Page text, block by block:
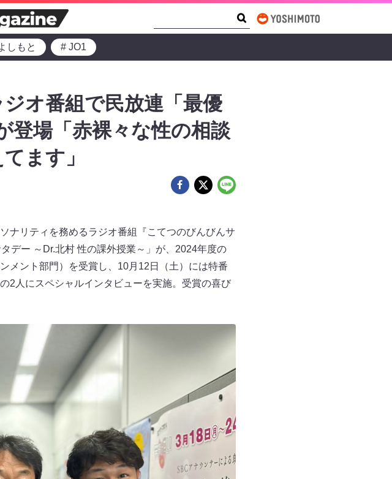
しもと # JO1
オ番組で民放連「最優
登場「赤裸々な性の相談
ます」
ナリティを務めるラジオ番組『こてつのびんびんサ
デー ～Dr.北村 性の課外授業～​​」が、2024年度の
メント部門）を受賞​​し、10月12日（土）には特番
2人にスペシャルインタビューを実施。受賞の喜び